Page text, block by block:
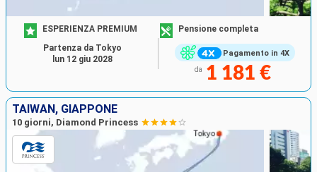
Pagamento in 4X
ESPERIENZA PREMIUM Pensione completa
da 1 181 €
Partenza da Tokyo
lun 12 giu 2028
TAIWAN, GIAPPONE
10 giorni, Diamond Princess